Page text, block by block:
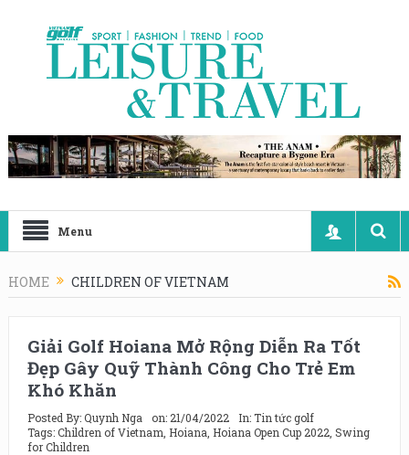
Menu
HOME CHILDREN OF VIETNAM
Giải Golf Hoiana Mở Rộng Diễn Ra Tốt
Đẹp Gây Quỹ Thành Công Cho Trẻ Em
Khó Khăn
Posted By:Quynh Nga on: 21/04/2022 In:Tin tức golf
Tags:Children of Vietnam Hoiana Hoiana Open Cup 2022, Swing
for Children